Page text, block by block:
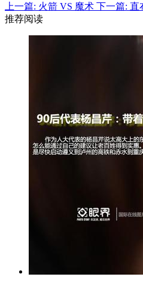
上一篇: 火箭 VS 魔术 下一篇: 直
推荐阅读